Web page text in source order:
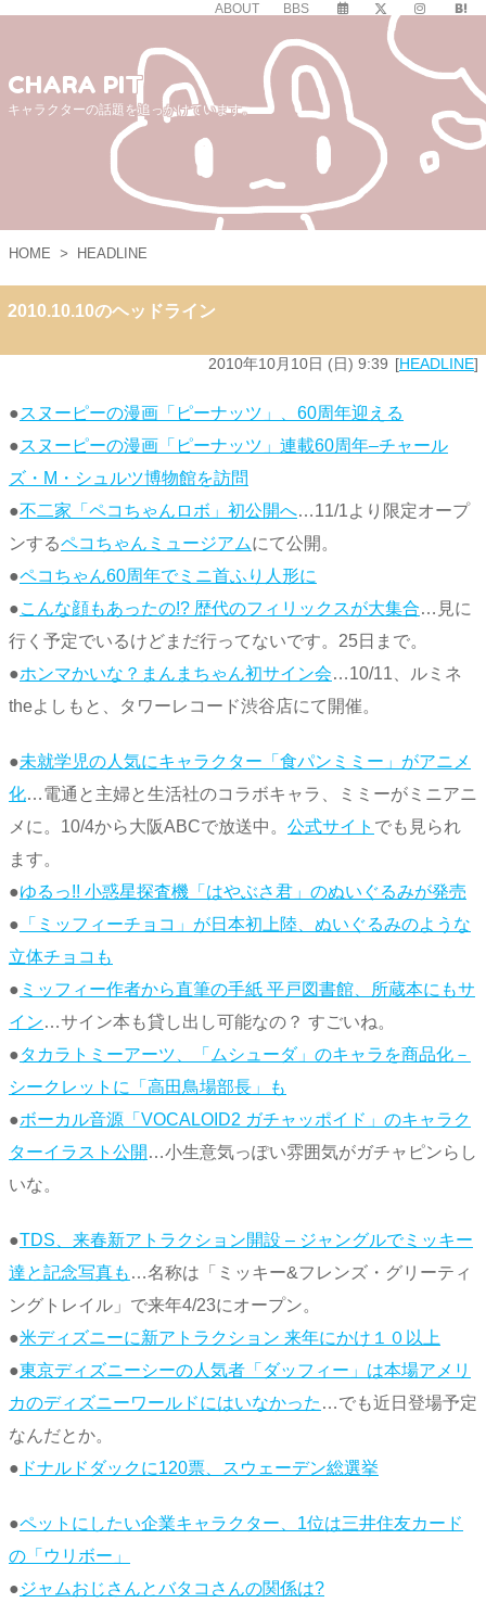
ABOUT BBS
CHARA PIT
キャラクターの話題を追っかけています。
HOME > HEADLINE
2010.10.10のヘッドライン
2010年10月10日 (日) 9:39 HEADLINE
●スヌーピーの漫画「ピーナッツ」、60周年迎える
●スヌーピーの漫画「ピーナッツ」連載60周年–チャール
ズ・M・シュルツ博物館を訪問
●不二家「ペコちゃんロボ」初公開へ…11/1より限定オープ
ンするペコちゃんミュージアムにて公開。
●ペコちゃん60周年でミニ首ふり人形に
●こんな顔もあったの!? 歴代のフィリックスが大集合…見に
行く予定でいるけどまだ行ってないです。25日まで。
●ホンマかいな？まんまちゃん初サイン会…10/11、ルミネ
theよしもと、タワーレコード渋谷店にて開催。
●未就学児の人気にキャラクター「食パンミミー」がアニメ
化…電通と主婦と生活社のコラボキャラ、ミミーがミニアニ
メに。10/4から大阪ABCで放送中。 公式サイト でも見られ
ます。
●ゆるっ!! 小惑星探査機「はやぶさ君」のぬいぐるみが発売
● 「ミッフィーチョコ」が日本初上陸、ぬいぐるみのような
立体チョコも
● ミッフィー作者から直筆の手紙 平戸図書館、所蔵本にもサ
イン…サイン本も貸し出し可能なの？ すごいね。
●タカラトミーアーツ、「ムシューダ」のキャラを商品化－
シークレットに「高田鳥場部長」も
●ボーカル音源「VOCALOID2 ガチャッポイド」のキャラク
ターイラスト公開 …小生意気っぽい雰囲気がガチャピンらし
いな。
●TDS、来春新アトラクション開設 – ジャングルでミッキー
達と記念写真も …名称は「ミッキー&フレンズ・グリーティ
ングトレイル」で来年4/23にオープン。
●米ディズニーに新アトラクション 来年にかけ１０以上
●東京ディズニーシーの人気者「ダッフィー」は本場アメリ
カのディズニーワールドにはいなかった …でも近日登場予定
なんだとか。
● ドナルドダックに120票、スウェーデン総選挙
●ペットにしたい企業キャラクター、1位は三井住友カード
の「ウリボー」
●ジャムおじさんとバタコさんの関係は?